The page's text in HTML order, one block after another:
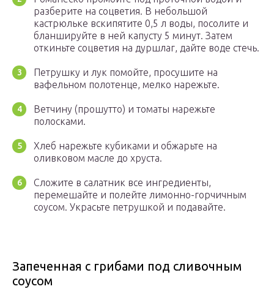
разберите на соцветия. В небольшой
кастрюльке вскипятите 0,5 л воды, посолите и
бланшируйте в ней капусту 5 минут. Затем
откиньте соцветия на дуршлаг, дайте воде стечь.
Петрушку и лук помойте, просушите на
вафельном полотенце, мелко нарежьте.
Ветчину (прошутто) и томаты нарежьте
полосками.
Хлеб нарежьте кубиками и обжарьте на
оливковом масле до хруста.
Сложите в салатник все ингредиенты,
перемешайте и полейте лимонно-горчичным
соусом. Украсьте петрушкой и подавайте.
Запеченная с грибами под сливочным
соусом